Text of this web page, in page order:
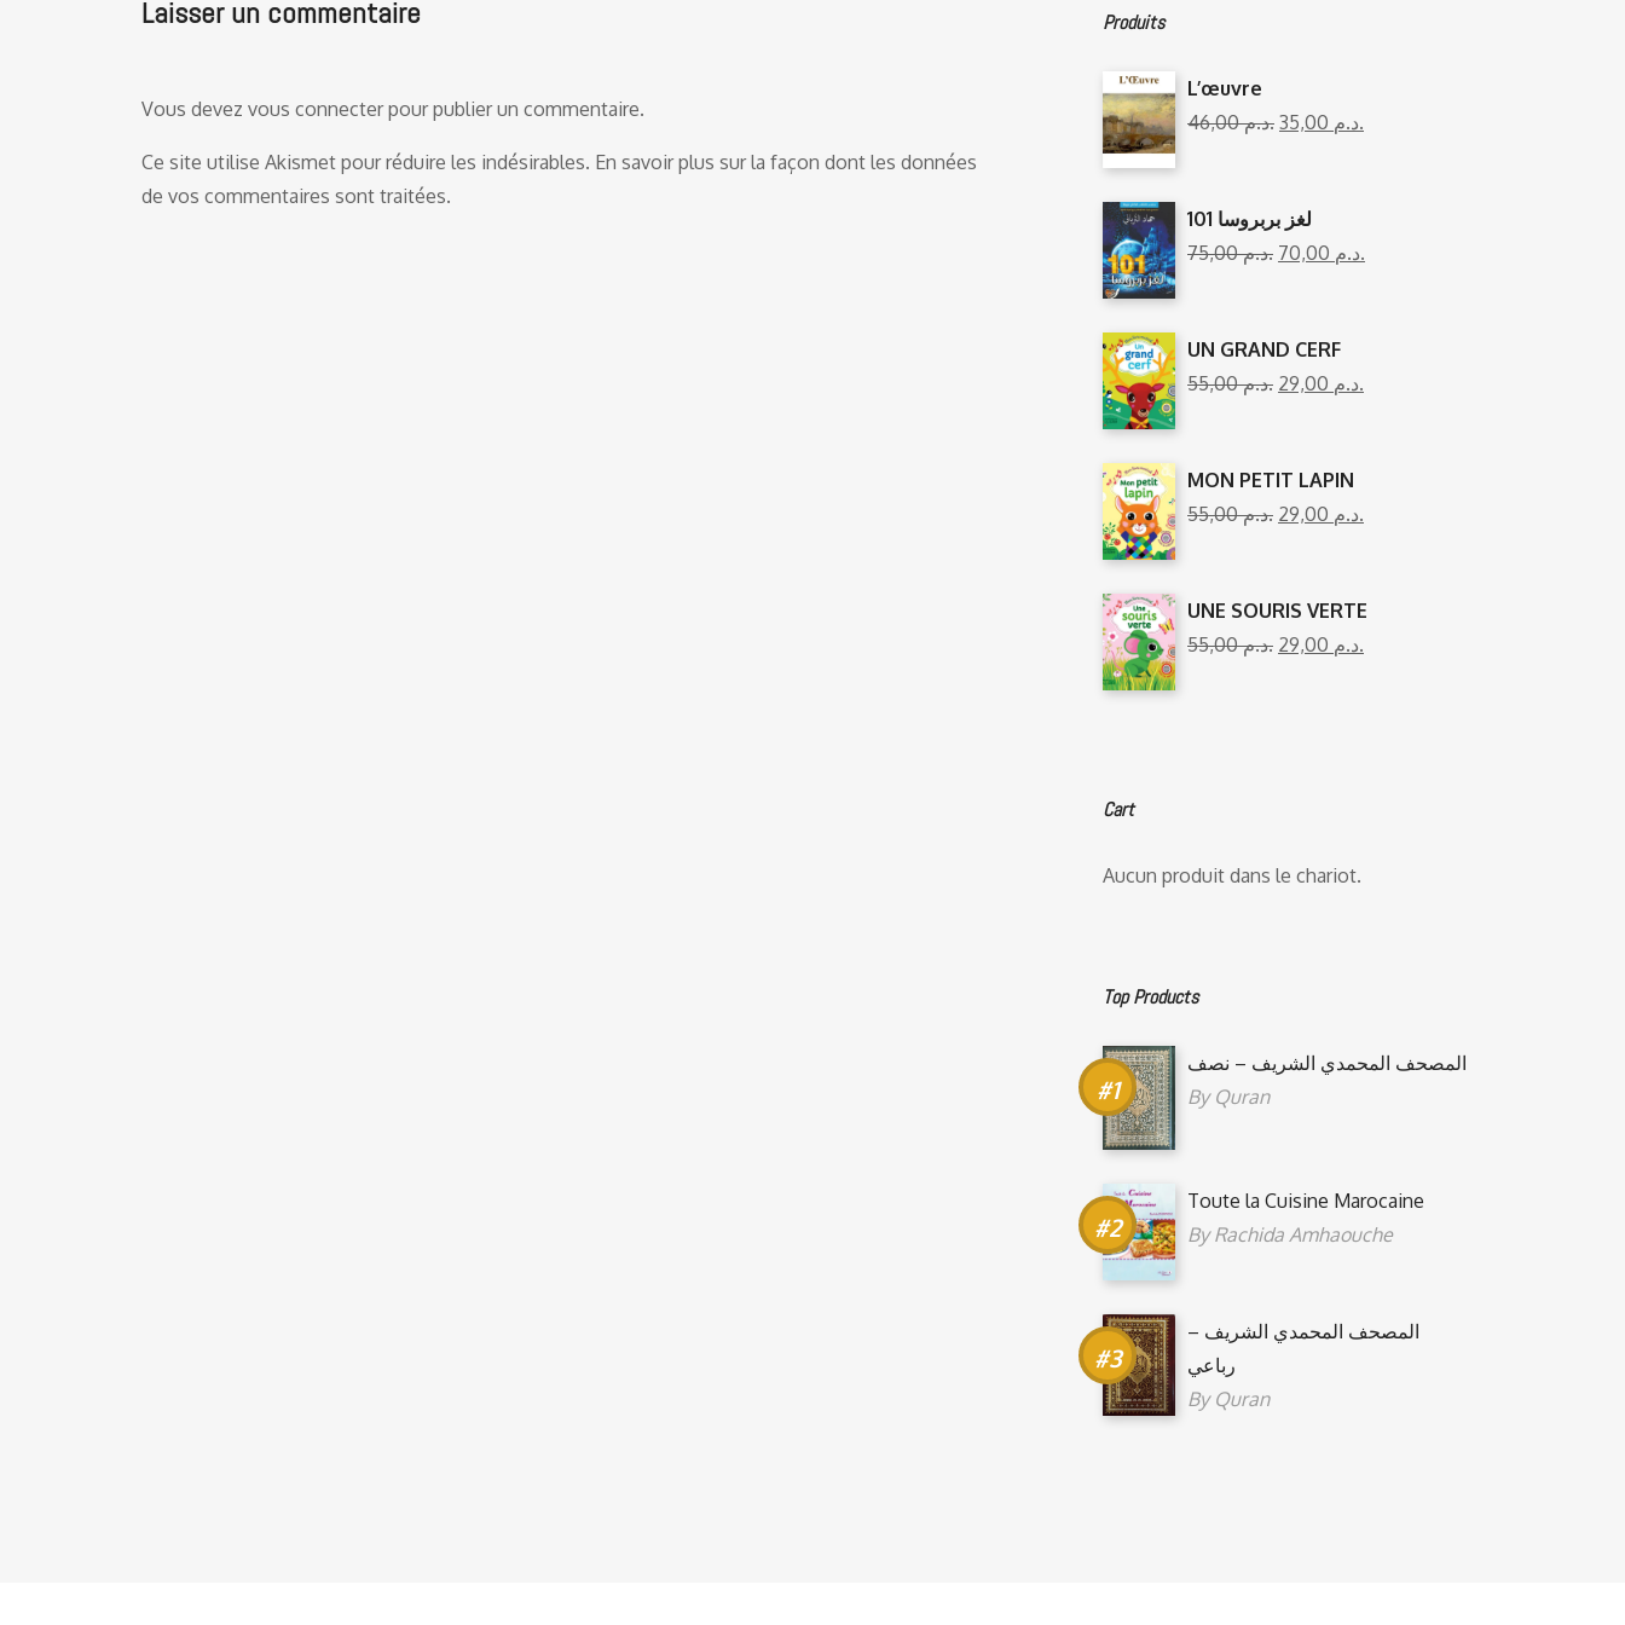
Laisser un commentaire
Vous devez vous connecterpour publier un commentaire.
Ce site utilise Akismet pour réduire les indésirables. En savoir plus sur la façon dont les données
de vos commentaires sont traitées.
Produits
L’œuvre
46,00
د.م. 35,00 د.م.
101 لغز بربروسا
75,00
د.م. 70,00 د.م.
UN GRAND CERF
55,00
د.م. 29,00 د.م.
MON PETIT LAPIN
55,00
د.م. 29,00 د.م.
UNE SOURIS VERTE
55,00
د.م. 29,00 د.م.
Cart
Aucun produit dans le chariot.
Top Products
المصحف المحمدي الشريف – نصف
By Quran
Toute la Cuisine Marocaine
ByRachida Amhaouche
المصحف المحمدي الشريف –
رباعي
By Quran